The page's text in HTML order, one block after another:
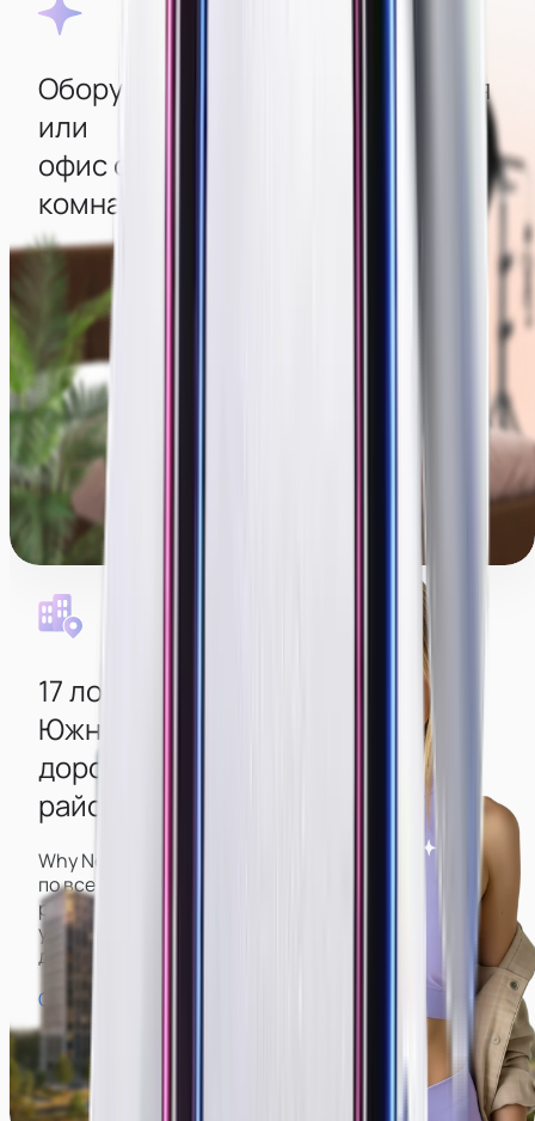
Оборудованная квартира‑студия
или
офис с изолированными
комнатами
Во всех комнатах создана атмосфера уюта, есть
стильный интерьер и мощные компьютеры с
большими современными мониторами
для удобства работы. Для качественной съемки
есть камеры, свет, дополнительная техника и
декор, создающие отличную картинку.
Смотреть фото мест →
17 локаций
в разных районах
Южно-Сахалинска
для удобной
дороги до работы из любого
района
Why Not имеет большое количество вебкам-студий
по всему городу, включая центр и спальные
районы, что позволит вам подобрать наиболее
удобную и не тратить время на долгую дорогу
до работы и обратно.
Смотреть карту студий →